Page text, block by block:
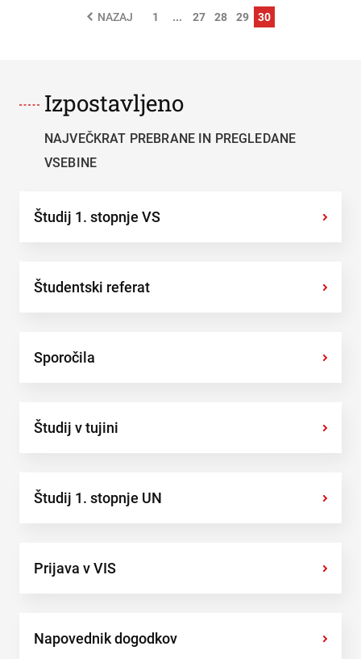
NAZAJ 1 ... 27 28 29 30
Izpostavljeno
NAJVEČKRAT PREBRANE IN PREGLEDANE
VSEBINE
Študij 1. stopnje VS ›
Študentski referat ›
Sporočila ›
Študij v tujini ›
Študij 1. stopnje UN ›
Prijava v VIS ›
Napovednik dogodkov ›